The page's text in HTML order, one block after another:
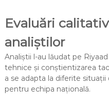
Evaluări
analiștilor
Analiștii l-au lăudat pe
tehnice și conștientizarea
a se adapta la diferite
pentru echipa națională.